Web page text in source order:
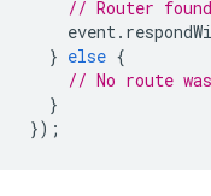
// Router
event.
} else {
// No route
}
});